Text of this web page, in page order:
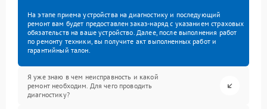
На этапе приема устройства на диагностику и последующий
ремонт вам будет предоставлен заказ-наряд с указанием страховых
обязательств на ваше устройство. Далее, после выполнения работ
по ремонту техники, вы получите акт выполненных работ и
гарантийный талон.
Я уже знаю в чем неисправность и какой
ремонт необходим. Для чего проводить
диагностику?